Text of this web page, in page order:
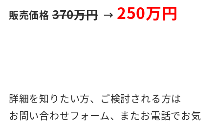
販売価格 370万円 → 250万円
詳細を知りたい方、ご検討される方は
お問い合わせフォーム、またお電話でお気